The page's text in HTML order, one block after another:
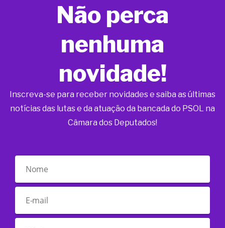
Não perca
nenhuma
novidade!
Inscreva-se para receber novidades e saiba as últimas
notícias das lutas e da atuação da bancada do PSOL na
Câmara dos Deputados!